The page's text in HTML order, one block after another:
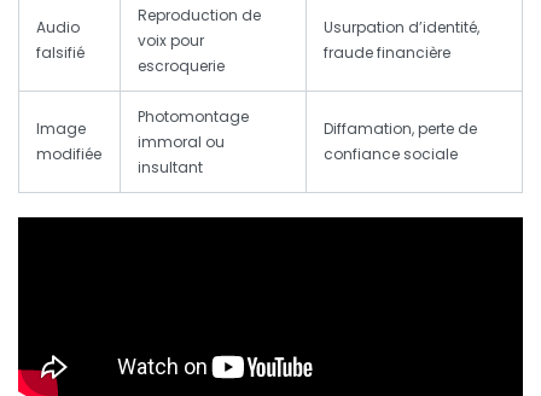
Audio
falsifié
Reproduction de
voix pour
escroquerie
Usurpation d’identité,
fraude financière
Image
modifiée
Photomontage
immoral ou
insultant
Diffamation,perte de
confiance sociale